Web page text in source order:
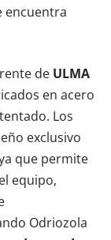
encuentra
de ULMA
en acero
Los
exclusivo
que permite
equipo,
Odriozola